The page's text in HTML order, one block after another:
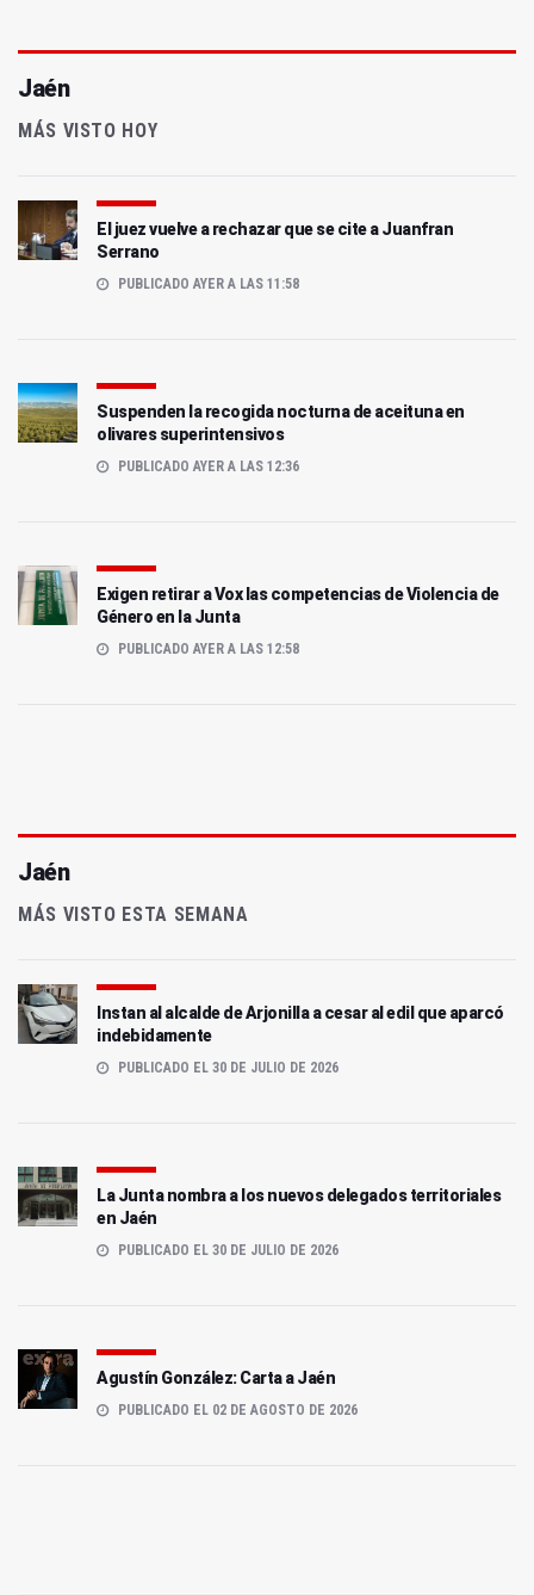
Jaén
MÁS VISTO HOY
El juez vuelve a rechazar que se cite a Juanfran
Serrano
PUBLICADO AYER A LAS 11:58
Suspenden la recogida nocturna de aceituna en
olivares superintensivos
PUBLICADO AYER A LAS 12:36
Exigen retirar a Vox las competencias de Violencia de
Género en la Junta
PUBLICADO AYER A LAS 12:58
Jaén
MÁS VISTO ESTA SEMANA
Instan al alcalde de Arjonilla a cesar al edil que aparcó
indebidamente
PUBLICADO EL 30 DE JULIO DE 2026
La Junta nombra a los nuevos delegados territoriales
en Jaén
PUBLICADO EL 30 DE JULIO DE 2026
Agustín González: Carta a Jaén
PUBLICADO EL 02 DE AGOSTO DE 2026